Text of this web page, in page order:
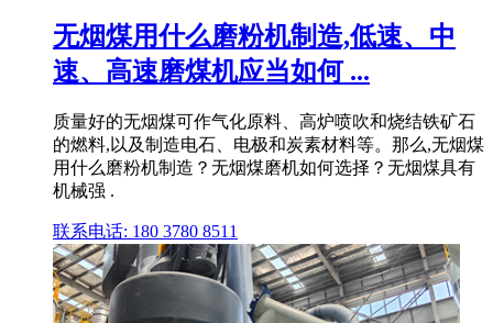
无烟煤用什么磨粉机制造,低速、中
速、高速磨煤机应当如何 ...
质量好的无烟煤可作气化原料、高炉喷吹和烧结铁矿石
的燃料,以及制造电石、电极和炭素材料等。那么,无烟煤
用什么磨粉机制造？无烟煤磨机如何选择？无烟煤具有
机械强 .
联系电话: 180 3780 8511